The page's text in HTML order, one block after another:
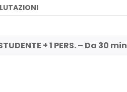
+ 1 PERS. – Da 30